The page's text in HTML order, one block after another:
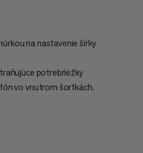
na nastavenie šírky
potrebriežky
vo vnutrom šortkách.